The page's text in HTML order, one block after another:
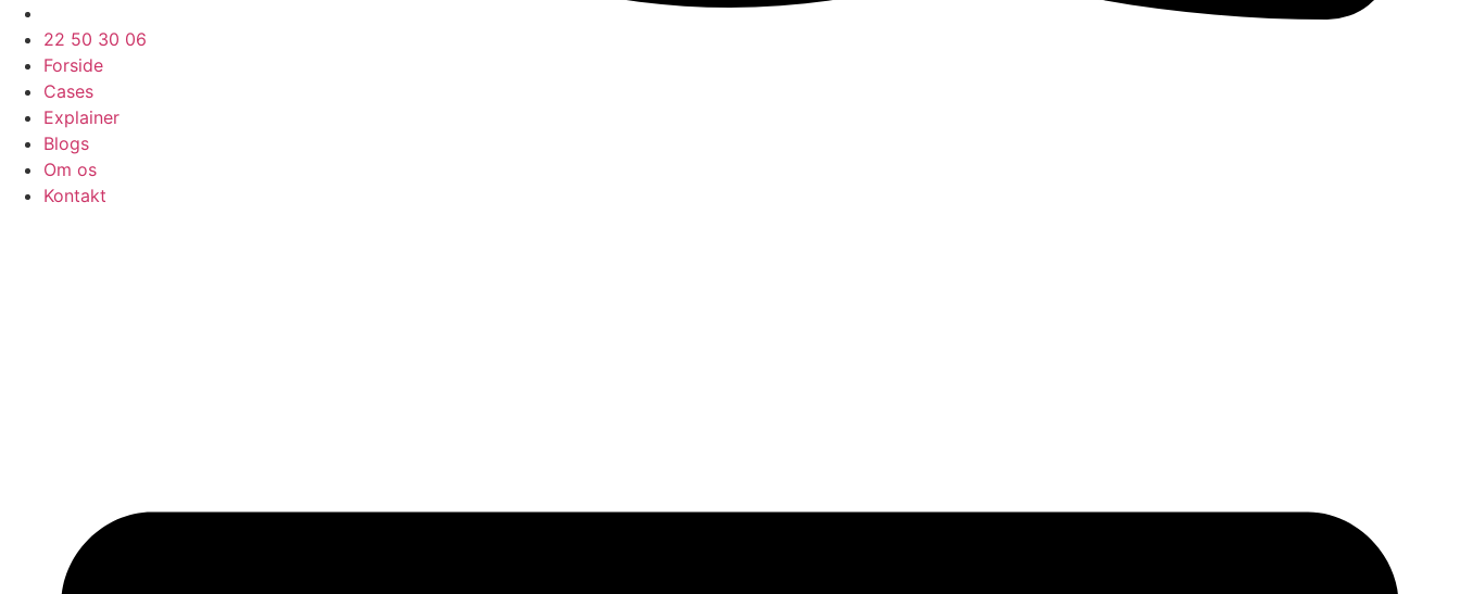
22 50 30 06
Forside
Cases
Explainer
Blogs
Om os
Kontakt